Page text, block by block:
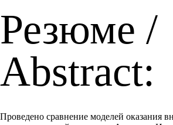
Резюме /
Abstract:
Проведено сравнение моделей оказания